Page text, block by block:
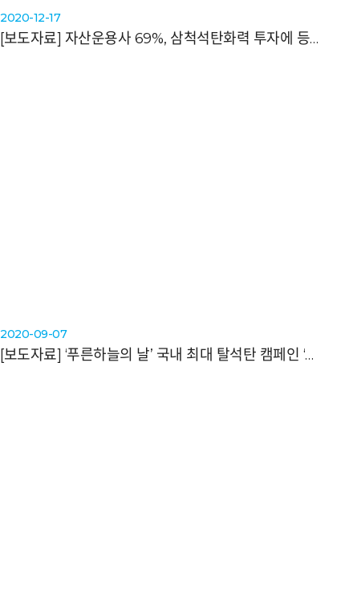
2020-12-17
[보도자료] 자산운용사 69%, 삼척석탄화력 투자에 등돌린다
2020-09-07
[보도자료] ‘푸른하늘의 날’ 국내 최대 탈석탄 캠페인 ‘석탄을 넘어서' 발족